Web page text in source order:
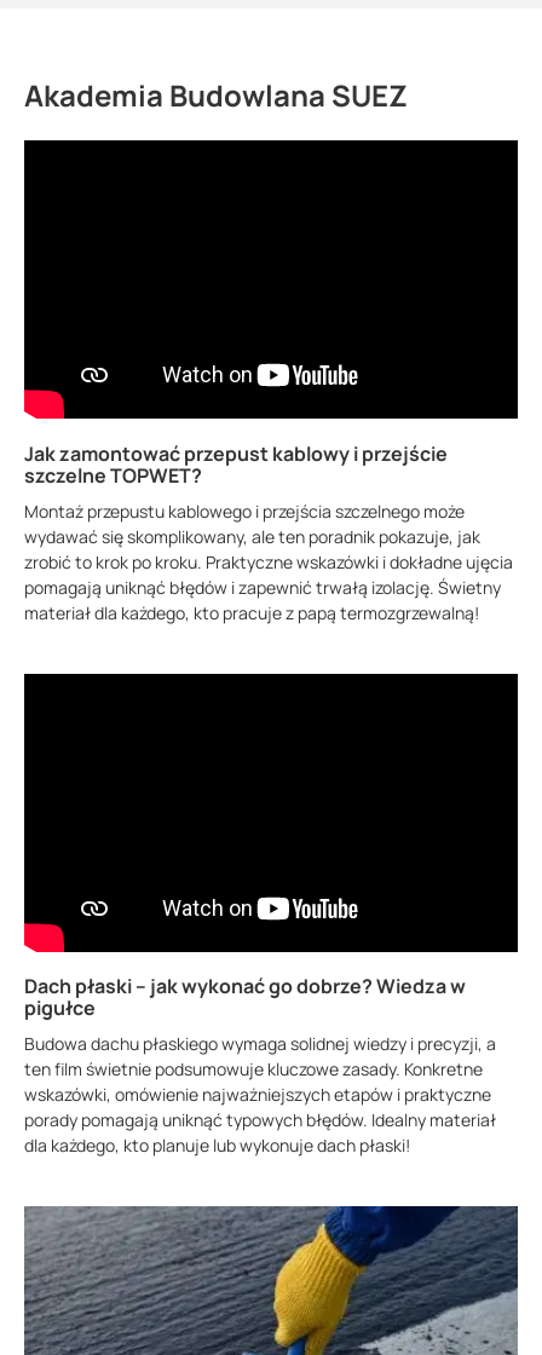
Akademia Budowlana SUEZ
Jak zamontować przepust kablowy i przejście
szczelne TOPWET?
Montaż przepustu kablowego i przejścia szczelnego może
wydawać się skomplikowany, ale ten poradnik pokazuje, jak
zrobić to krok po kroku. Praktyczne wskazówki i dokładne ujęcia
pomagają uniknąć błędów i zapewnić trwałą izolację. Świetny
materiał dla każdego, kto pracuje z papą termozgrzewalną!
Dach płaski – jak wykonać go dobrze? Wiedza w
pigułce
Budowa dachu płaskiego wymaga solidnej wiedzy i precyzji, a
ten film świetnie podsumowuje kluczowe zasady. Konkretne
wskazówki, omówienie najważniejszych etapów i praktyczne
porady pomagają uniknąć typowych błędów. Idealny materiał
dla każdego, kto planuje lub wykonuje dach płaski!